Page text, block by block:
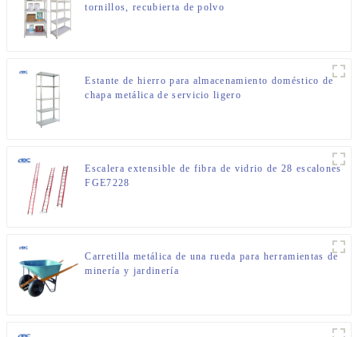
tornillos, recubierta de polvo
Estante de hierro para almacenamiento doméstico de
chapa metálica de servicio ligero
Escalera extensible de fibra de vidrio de 28 escalones
FGE7228
Carretilla metálica de una rueda para herramientas de
minería y jardinería